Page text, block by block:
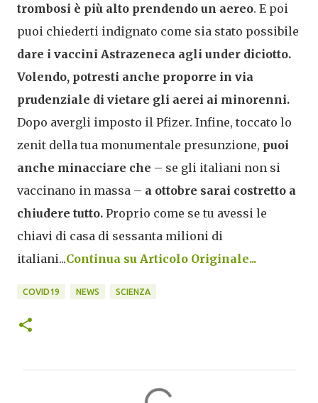
trombosi è più alto prendendo un aereo. E poi
puoi chiederti indignato come sia stato possibile
dare i vaccini Astrazeneca agli under diciotto.
Volendo, potresti anche proporre in via
prudenziale di vietare gli aerei ai minorenni.
Dopo avergli imposto il Pfizer. Infine, toccato lo
zenit della tua monumentale presunzione, puoi
anche minacciare che – se gli italiani non si
vaccinano in massa – a ottobre sarai costretto a
chiudere tutto. Proprio come se tu avessi le
chiavi di casa di sessanta milioni di
italiani...Continua su Articolo Originale...
COVID19 NEWS SCIENZA